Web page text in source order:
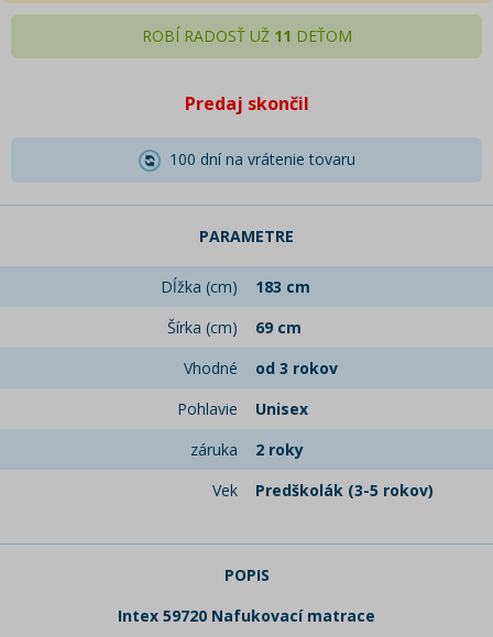
ROBÍ RADOSŤ UŽ 11 DEŤOM
Predaj skončil
100 dní na vrátenie tovaru
PARAMETRE
Dĺžka (cm)
183 cm
Šírka (cm)
69 cm
Vhodné
od 3 rokov
Pohlavie
Unisex
záruka
2 roky
Vek
Predškolák (3-5 rokov)
POPIS
Intex 59720 Nafukovací matrace